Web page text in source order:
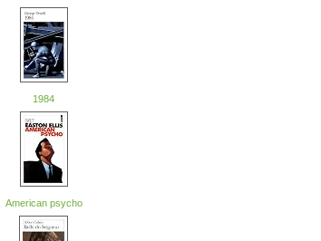
1984
American psycho